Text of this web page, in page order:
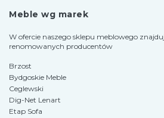
Meble wg marek
W ofercie naszego sklepu meblowego
renomowanych producentów
Brzost
Bydgoskie Meble
Ceglewski
Dig-Net Lenart
Etap Sofa